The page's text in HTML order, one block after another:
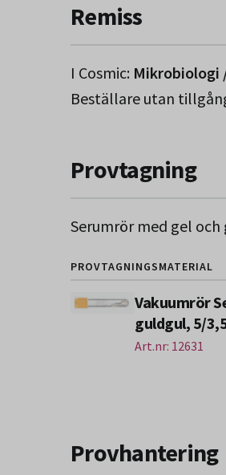
Remiss
I Cosmic: Mikrobiologi
Beställare utan
Provtagning
Serumrör med gel
PROVTAGNINGSMATERIAL
Vakuumrör
guldgul, 5/
Art.nr: 12631
Provhantering